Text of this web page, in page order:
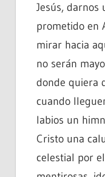
Jesús,
prometido en
mirar hacia
no serán
donde quiera
cuando
labios un
Cristo una
celestial por